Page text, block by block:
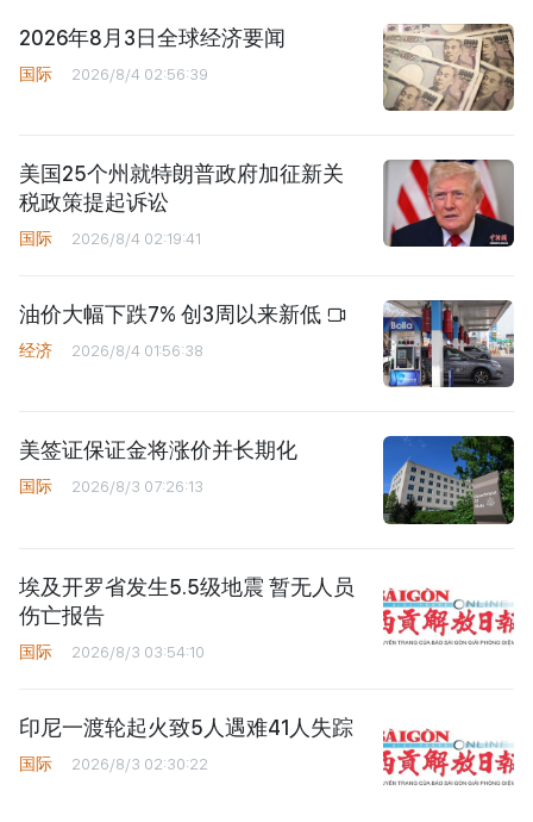
2026年8月3日全球经济要闻
国际 2026/8/4 02:56:39
美国25个州就特朗普政府加征新关
税政策提起诉讼
国际 2026/8/4 02:19:41
油价大幅下跌7% 创3周以来新低
经济 2026/8/4 01:56:38
美签证保证金将涨价并长期化
国际 2026/8/3 07:26:13
埃及开罗省发生5.5级地震 暂无人员
伤亡报告
国际 2026/8/3 03:54:10
印尼一渡轮起火致5人遇难41人失踪
国际 2026/8/3 02:30:22